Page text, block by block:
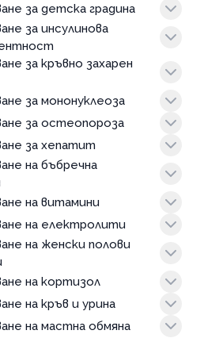
1
за детска градина
за инсулинова
за кръвно захарен
за мононуклеоза
за остеопороза
за хепатит
на бъбречна
на витамини
на електролити
на женски полови
на кортизол
на кръв и урина
на мастна обмяна